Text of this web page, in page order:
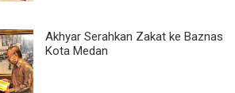
Akhyar Serahkan Zakat ke Baznas
Kota Medan